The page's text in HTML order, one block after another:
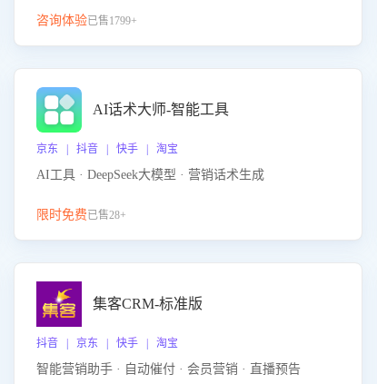
咨询体验已售1799+
AI话术大师-智能工具
京东 | 抖音 | 快手 | 淘宝
AI工具 · DeepSeek大模型 · 营销话术生成
限时免费已售28+
集客CRM-标准版
抖音 | 京东 | 快手 | 淘宝
智能营销助手 · 自动催付 · 会员营销 · 直播预告